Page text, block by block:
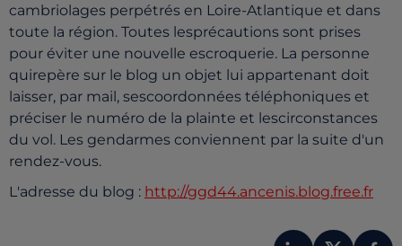
cambriolages perpétrés en Loire-Atlantique et dans
toute la région. Toutes lesprécautions sont prises
pour éviter une nouvelle escroquerie. La personne
quirepère sur le blog un objet lui appartenant doit
laisser, par mail, sescoordonnées téléphoniques et
préciser le numéro de la plainte et lescirconstances
du vol. Les gendarmes conviennent par la suite d'un
rendez-vous.
L'adresse du blog : http://ggd44.ancenis.blog.free.fr